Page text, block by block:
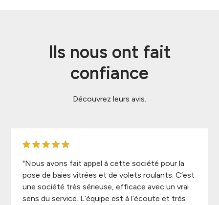
Ils nous ont fait
confiance
Découvrez leurs avis.
"Nous avons fait appel à cette société pour la
pose de baies vitrées et de volets roulants. C’est
une société très sérieuse, efficace avec un vrai
sens du service. L’équipe est à l’écoute et très